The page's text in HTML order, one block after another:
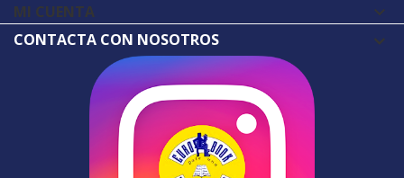
MI CUENTA 
CONTACTA CON NOSOTROS